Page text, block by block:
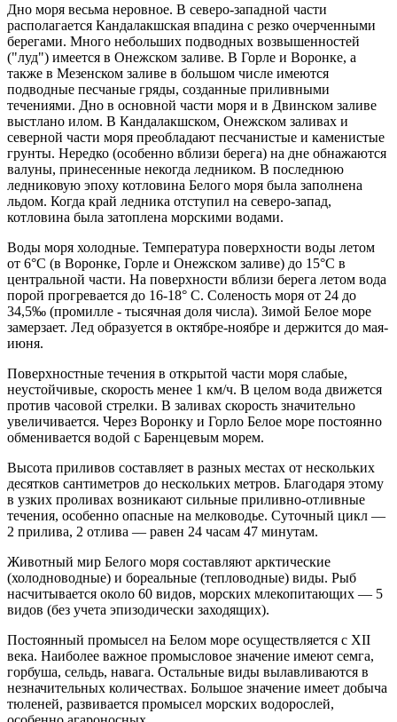
Дно моря весьма неровное. В северо-западной части
располагается Кандалакшская впадина с резко очерченными
берегами. Много небольших подводных возвышенностей
("луд") имеется в Онежском заливе. В Горле и Воронке, а
также в Мезенском заливе в большом числе имеются
подводные песчаные гряды, созданные приливными
течениями. Дно в основной части моря и в Двинском заливе
выстлано илом. В Кандалакшском, Онежском заливах и
северной части моря преобладают песчанистые и каменистые
грунты. Нередко (особенно вблизи берега) на дне обнажаются
валуны, принесенные некогда ледником. В последнюю
ледниковую эпоху котловина Белого моря была заполнена
льдом. Когда край ледника отступил на северо-запад,
котловина была затоплена морскими водами.
Воды моря холодные. Температура поверхности воды летом
от 6°С (в Воронке, Горле и Онежском заливе) до 15°С в
центральной части. На поверхности вблизи берега летом вода
порой прогревается до 16-18° С. Соленость моря от 24 до
34,5‰ (промилле - тысячная доля числа). Зимой Белое море
замерзает. Лед образуется в октябре-ноябре и держится до мая-
июня.
Поверхностные течения в открытой части моря слабые,
неустойчивые, скорость менее 1 км/ч. В целом вода движется
против часовой стрелки. В заливах скорость значительно
увеличивается. Через Воронку и Горло Белое море постоянно
обменивается водой с Баренцевым морем.
Высота приливов составляет в разных местах от нескольких
десятков сантиметров до нескольких метров. Благодаря этому
в узких проливах возникают сильные приливно-отливные
течения, особенно опасные на мелководье. Суточный цикл —
2 прилива, 2 отлива — равен 24 часам 47 минутам.
Животный мир Белого моря составляют арктические
(холодноводные) и бореальные (тепловодные) виды. Рыб
насчитывается около 60 видов, морских млекопитающих — 5
видов (без учета эпизодически заходящих).
Постоянный промысел на Белом море осуществляется с XII
века. Наиболее важное промысловое значение имеют семга,
горбуша, сельдь, навага. Остальные виды вылавливаются в
незначительных количествах. Большое значение имеет добыча
тюленей, развивается промысел морских водорослей,